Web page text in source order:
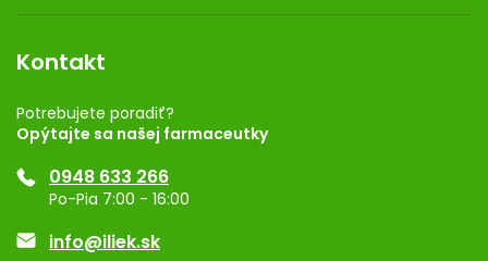
Dermocentrum
Rozhodnutie na prevádzku
Registrácia
Ponuka pre firmy
Značky
Kontakt
Potrebujete poradiť?
Opýtajte sa našej farmaceutky
0948 633 266
Po-Pia 7:00 - 16:00
info@iliek.sk